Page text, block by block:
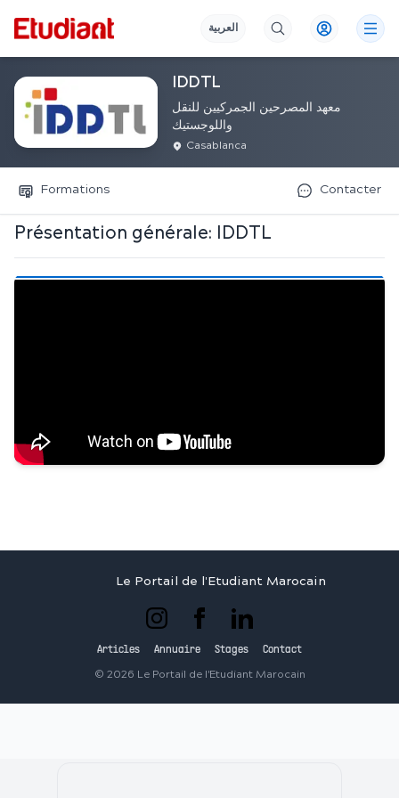
العربية
IDDTL
معهد المصرحين الجمركيين للنقل
واللوجستيك
Casablanca
Formations Contacter
Présentation générale: IDDTL
Le Portail de l'Etudiant Marocain
Articles Annuaire Stages Contact
© 2026 Le Portail de l'Etudiant Marocain